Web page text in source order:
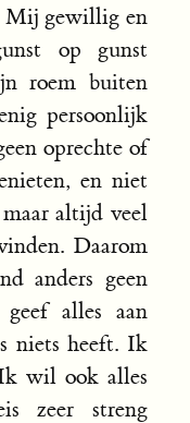
Mij gewillig en
op gunst
roem buiten
persoonlijk
oprechte of
en niet
altijd veel
Daarom
anders geen
geef alles aan
niets heeft. Ik
wil ook alles
zeer streng